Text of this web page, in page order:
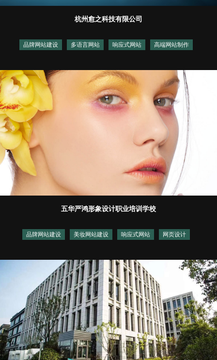
杭州愈之科技有限公司
品牌网站建设 多语言网站 响应式网站 高端网站制作
五华严鸿形象设计职业培训学校
品牌网站建设 美妆网站建设 响应式网站 网页设计